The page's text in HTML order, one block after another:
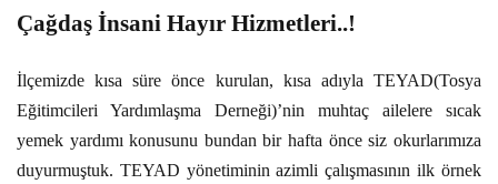
Çağdaş İnsani Hayır Hizmetleri..!
İlçemizde kısa süre önce kurulan, kısa adıyla TEYAD(Tosya
Eğitimcileri Yardımlaşma Derneği)’nin muhtaç ailelere sıcak
yemek yardımı konusunu bundan bir hafta önce siz okurlarımıza
duyurmuştuk. TEYAD yönetiminin azimli çalışmasının ilk örnek